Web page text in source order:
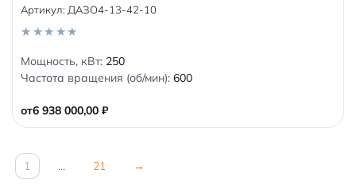
от6 938 000,00 ₽
Артикул: ДАЗО4-13-42-10
0
o
u
f
5
Мощность, кВт: 250
Частота вращения (об/мин): 600
1 … 21 →